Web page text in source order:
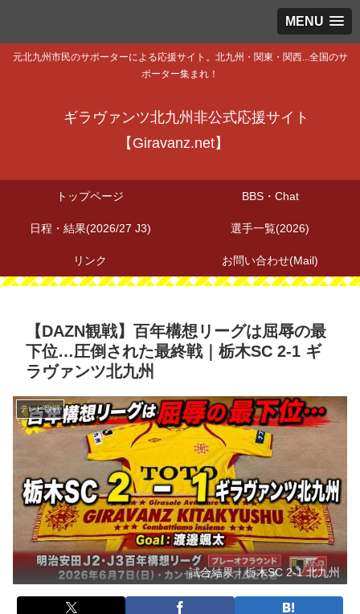
MENU
元北九州市民のサポーターによる応援サイト。北九州・関東・関西...全国のサ
ポーター集まれ！
ギラヴァンツ北九州非公式応援サイト
【Giravanz.net】
トップページ BBS・Chat
日程・結果(2026/27 J3) 選手一覧(2026)
リンク お問い合わせ(Mail)
【DAZN観戦】百年構想リーグは屈辱の最
下位…圧倒された最終戦｜栃木SC 2-1 ギ
ラヴァンツ北九州
テレビ観戦
試合結果｜栃木SC 2-1 北九州